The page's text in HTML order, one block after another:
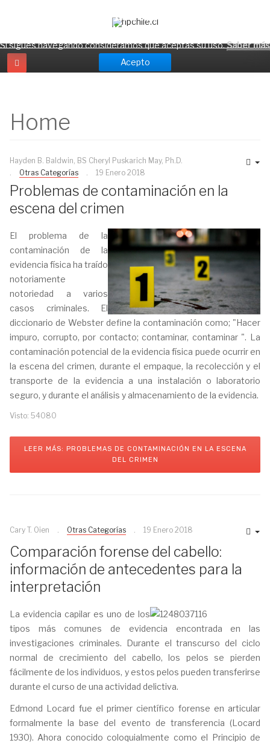
Home
Hayden B. Baldwin, BS Cheryl Puskarich May, Ph.D.
Otras Categorías
19 Enero 2018
Problemas de contaminación en la
escena del crimen
El problema de la
contaminación de la
evidencia física ha traído
notoriamente
notoriedad a varios
casos criminales. El
diccionario de Webster define la contaminación como; "Hacer
impuro, corrupto, por contacto; contaminar, contaminar ". La
contaminación potencial de la evidencia física puede ocurrir en
la escena del crimen, durante el empaque, la recolección y el
transporte de la evidencia a una instalación o laboratorio
seguro, y durante el análisis y almacenamiento de la evidencia.
Visto: 54080
LEER MÁS: PROBLEMAS DE CONTAMINACIÓN EN LA ESCENA
DEL CRIMEN
Cary T. Oien Otras Categorías 19 Enero 2018
Comparación forense del cabello:
información de antecedentes para la
interpretación
La evidencia capilar es uno de los
tipos más comunes de evidencia encontrada en las
investigaciones criminales. Durante el transcurso del ciclo
normal de crecimiento del cabello, los pelos se pierden
fácilmente de los individuos, y estos pelos pueden transferirse
durante el curso de una actividad delictiva.
Edmond Locard fue el primer científico forense en articular
formalmente la base del evento de transferencia (Locard
1930). Ahora conocido coloquialmente como el Principio de
¡Atención! hpchile.cl usa cookies para ofrecerte
una mejor experiencia.
Si sigues navegando consideramos que aceptas su uso.Saber más
Acepto